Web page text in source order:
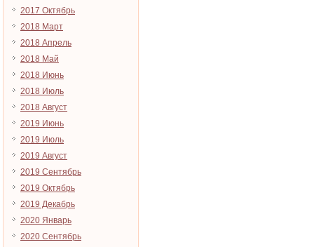
2017 Октябрь
2018 Март
2018 Апрель
2018 Май
2018 Июнь
2018 Июль
2018 Август
2019 Июнь
2019 Июль
2019 Август
2019 Сентябрь
2019 Октябрь
2019 Декабрь
2020 Январь
2020 Сентябрь